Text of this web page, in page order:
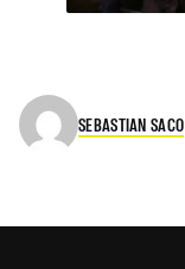
SEBASTIAN SACO